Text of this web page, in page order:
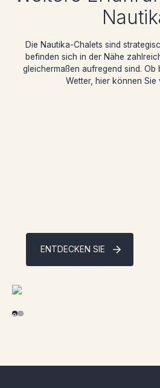
Die Nautika-Chalets sind
befinden sich in der Nähe
gleichermaßen aufregend sind. Ob
Wetter, hier können Sie
ENTDECKEN SIE